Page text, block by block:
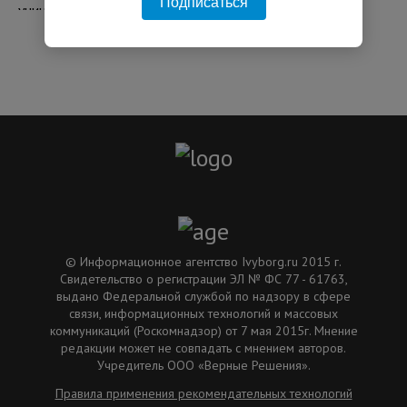
06:18 04.08.2026
© Информационное агентство Ivyborg.ru 2015 г.
Свидетельство о регистрации ЭЛ № ФС 77 - 61763,
выдано Федеральной службой по надзору в сфере
связи, информационных технологий и массовых
коммуникаций (Роскомнадзор) от 7 мая 2015г. Мнение
редакции может не совпадать с мнением авторов.
Учредитель ООО «Верные Решения».
Правила применения рекомендательных технологий